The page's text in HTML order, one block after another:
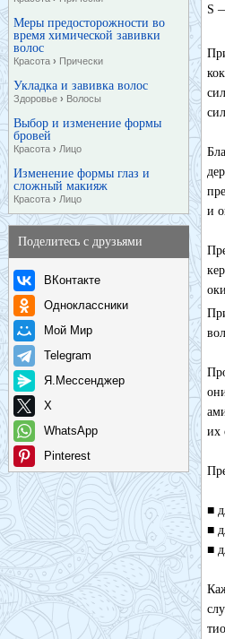
Меры предосторожности во
время химической завивки
волос
Красота › Прически
Укладка и завивка волос
Здоровье › Волосы
Выбор и изменение формы
бровей
Красота › Лицо
Изменение формы глаз и
сложный макияж
Красота › Лицо
Поделитесь с друзьями
ВКонтакте
Одноклассники
Мой Мир
Telegram
Я.Мессенджер
X
WhatsApp
Pinterest
S
и
их
■
■
■